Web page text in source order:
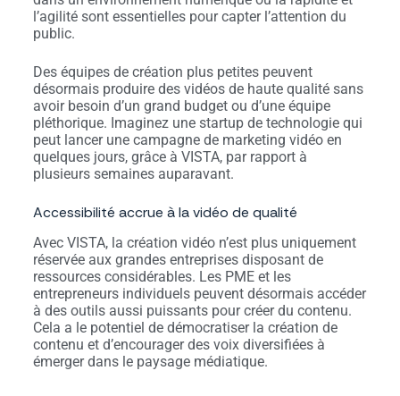
l’agilité sont essentielles pour capter l’attention du
public.
Des équipes de création plus petites peuvent
désormais produire des vidéos de haute qualité sans
avoir besoin d’un grand budget ou d’une équipe
pléthorique. Imaginez une startup de technologie qui
peut lancer une campagne de marketing vidéo en
quelques jours, grâce à VISTA, par rapport à
plusieurs semaines auparavant.
Accessibilité accrue à la vidéo de qualité
Avec VISTA, la création vidéo n’est plus uniquement
réservée aux grandes entreprises disposant de
ressources considérables. Les PME et les
entrepreneurs individuels peuvent désormais accéder
à des outils aussi puissants pour créer du contenu.
Cela a le potentiel de démocratiser la création de
contenu et d’encourager des voix diversifiées à
émerger dans le paysage médiatique.